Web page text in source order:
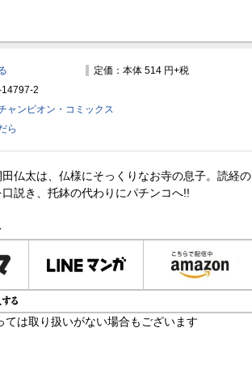
定価：本体 514 円+税
2
ャンピオン・コミックス
ら
仏太は、仏様にそっくりなお寺の息子。読経の
説き、托鉢の代わりにパチンコへ!!
は取り扱いがない場合もございます